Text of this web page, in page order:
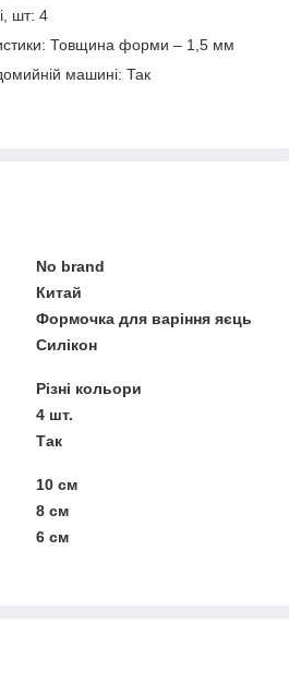
шт: 4
Товщина форми – 1,5 мм
машині: Так
No brand
Китай
Формочка для варіння яєць
Силікон
Різні кольори
4 шт.
Так
10 см
8 см
6 см